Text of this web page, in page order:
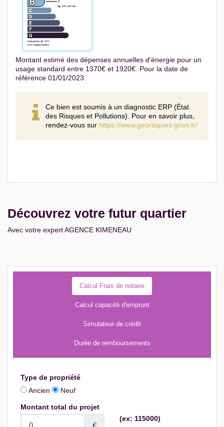
Montant estimé des dépenses annuelles d'énergie pour un
usage standard entre 1370€ et 1920€. Pour la date de
référence 01/01/2023.
Ce bien est soumis à un diagnostic ERP (État
des Risques et Pollutions). Pour en savoir plus,
rendez-vous sur https://www.georisques.gouv.fr/
Découvrez votre futur quartier
Avec votre expert AGENCE KIMENEAU
Calcul Frais de notaire
Calcul capacité d'emprunt
Simulateur de crédit
Durée de remboursements